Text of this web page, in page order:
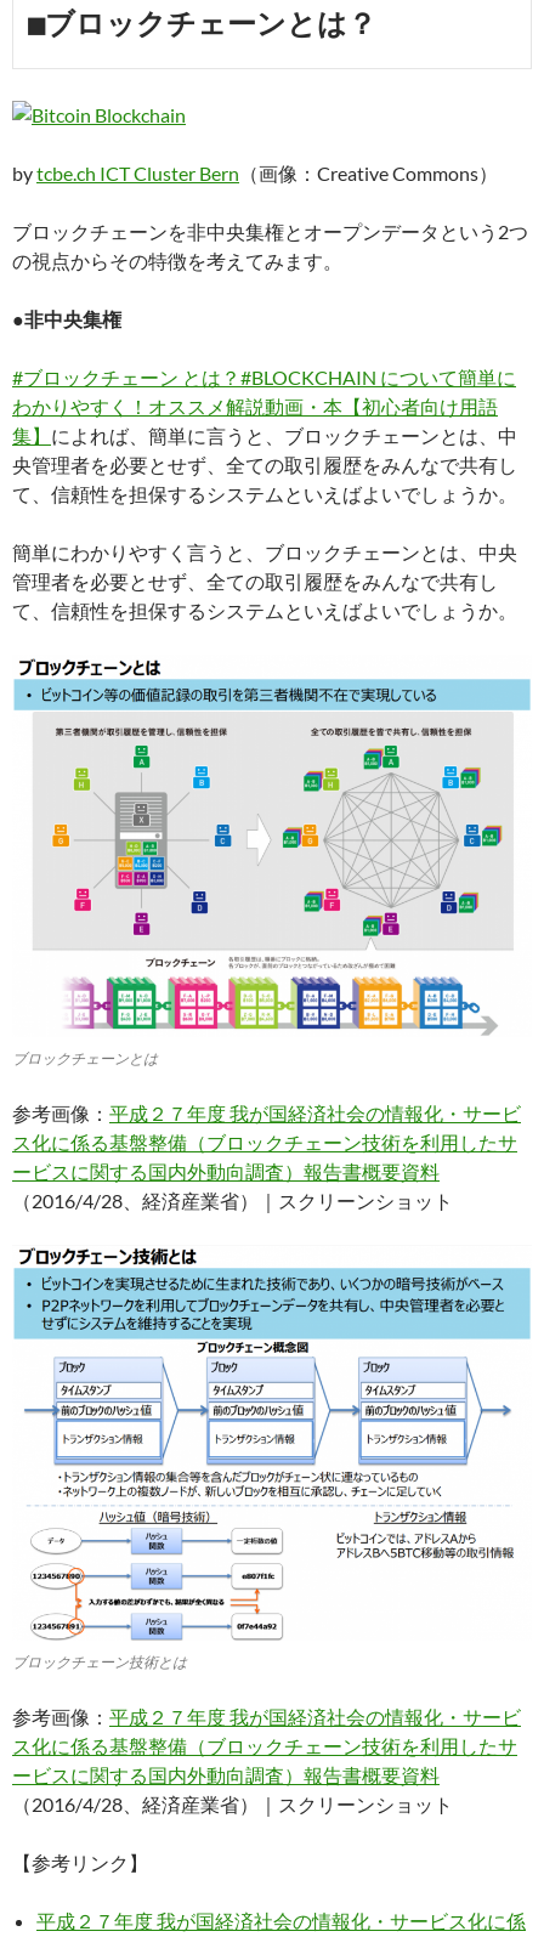
■ブロックチェーンとは？
bytcbe.ch ICT Cluster Bern （画像：Creative Commons）
ブロックチェーンを非中央集権とオープンデータという2つ
の視点からその特徴を考えてみます。
●非中央集権
#ブロックチェーン とは？#BLOCKCHAIN について簡単に
わかりやすく！オススメ解説動画・本【初心者向け用語
集】 によれば、簡単に言うと、ブロックチェーンとは、中
央管理者を必要とせず、全ての取引履歴をみんなで共有し
て、信頼性を担保するシステムといえばよいでしょうか。
簡単にわかりやすく言うと、ブロックチェーンとは、中央
管理者を必要とせず、全ての取引履歴をみんなで共有し
て、信頼性を担保するシステムといえばよいでしょうか。
ブロックチェーンとは
参考画像： 平成２７年度 我が国経済社会の情報化・サービ
ス化に係る基盤整備（ブロックチェーン技術を利⽤したサ
ービスに関する国内外動向調査）報告書概要資料
（2016/4/28、経済産業省）｜スクリーンショット
ブロックチェーン技術とは
参考画像： 平成２７年度 我が国経済社会の情報化・サービ
ス化に係る基盤整備（ブロックチェーン技術を利⽤したサ
ービスに関する国内外動向調査）報告書概要資料
（2016/4/28、経済産業省）｜スクリーンショット
【参考リンク】
平成２７年度 我が国経済社会の情報化・サービス化に係